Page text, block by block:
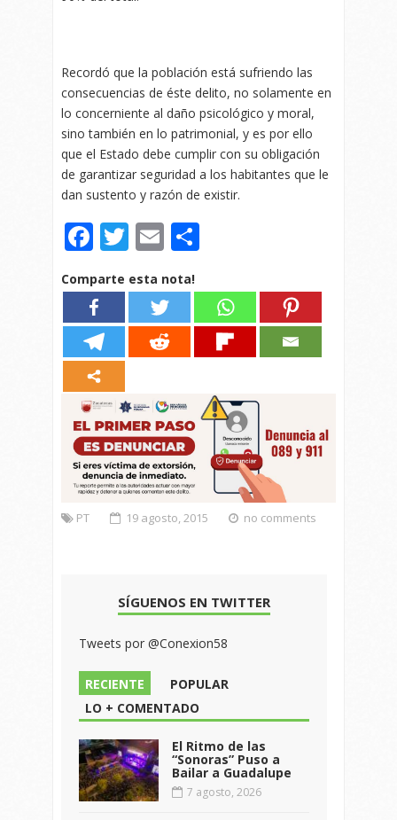
Recordó que la población está sufriendo las
consecuencias de éste delito, no solamente en
lo concerniente al daño psicológico y moral,
sino también en lo patrimonial, y es por ello
que el Estado debe cumplir con su obligación
de garantizar seguridad a los habitantes que le
dan sustento y razón de existir.
Facebook
Twitter
Email
Comparte esta nota!
PT 19 agosto, 2015 no comments
SÍGUENOS EN TWITTER
Tweets por @Conexion58
RECIENTE
POPULAR
LO + COMENTADO
El Ritmo de las
“Sonoras” Puso a
Bailar a Guadalupe
7 agosto, 2026